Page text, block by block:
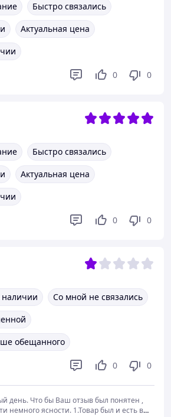
Быстро связались
Актуальная цена
0 0
Быстро связались
Актуальная цена
0 0
наличии
Со мной не связались
обещанного
0 0
день. Что бы Ваш отзыв был понятен ,
ясности. 1.Товар был и есть в